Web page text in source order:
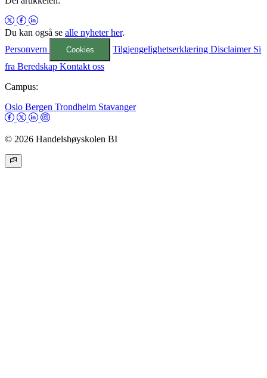
Du kan også se alle nyheter her.
Personvern
Cookies TilgjengelighetserklæringDisclaimer Si
fra Beredskap Kontakt oss
Campus:
Oslo Bergen Trondheim Stavanger
© 2026 Handelshøyskolen BI